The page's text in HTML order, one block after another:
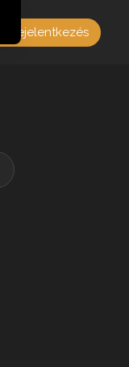
Bejelentkezés